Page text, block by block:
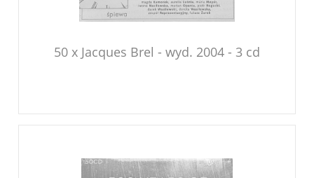
50 x Jacques Brel - wyd. 2004 - 3 cd